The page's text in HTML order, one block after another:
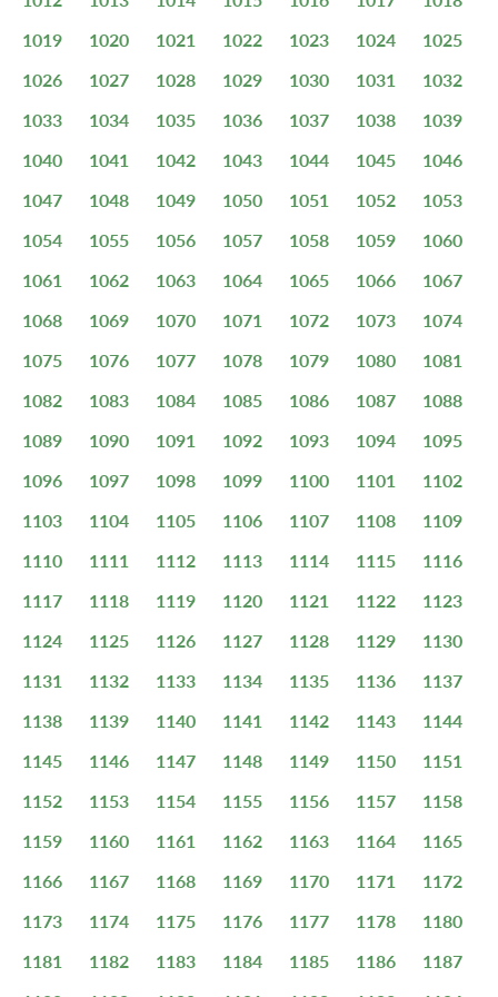
1019
1020 1021 1022 1023 1024
1025
1026
1027 1028 1029 1030 1031
1032
1033
1034 1035 1036 1037 1038
1039
1040
1041 1042 1043 1044 1045
1046
1047
1048 1049 1050 1051 1052
1053
1054
1055 1056 1057 1058 1059
1060
1061
1062 1063 1064 1065 1066
1067
1068
1069 1070 1071 1072 1073
1074
1075
1076 1077 1078 1079 1080
1081
1082
1083 1084 1085 1086 1087
1088
1089
1090 1091 1092 1093 1094
1095
1096
1097 1098 1099 1100 1101
1102
1103
1104 1105 1106 1107 1108
1109
1110
1111 1112 1113 1114 1115
1116
1117
1118 1119 1120 1121 1122
1123
1124
1125 1126 1127 1128 1129
1130
1131
1132 1133 1134 1135 1136
1137
1138
1139 1140 1141 1142 1143
1144
1145
1146 1147 1148 1149 1150
1151
1152
1153 1154 1155 1156 1157
1158
1159
1160 1161 1162 1163 1164
1165
1166
1167 1168 1169 1170 1171
1172
1173
1174 1175 1176 1177 1178
1180
1181
1182 1183 1184 1185 1186
1187